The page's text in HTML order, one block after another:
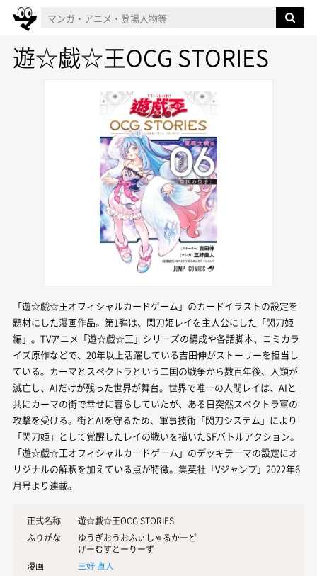
遊☆戯☆王OCG STORIES
「遊☆戯☆王オフィシャルカードゲーム」のカードイラストの設定を
題材にした漫画作品。第1弾は、閃刀姫レイを主人公にした「閃刀姫
編」。TVアニメ「遊☆戯☆王」シリーズの構成や各話脚本、コミカラ
イズ原作などで、20年以上活躍している吉田伸がストーリーを担当し
ている。カーマとスペクトラという二国の戦争から数百年後、人類が
滅亡し、AIだけが残った世界が舞台。世界で唯一の人間レイは、AIと
共にカーマの街で幸せに暮らしていたが、ある日突然スペクトラ軍の
攻撃を受ける。街とAIを守るため、軍事技術「閃刀システム」により
「閃刀姫」として覚醒したレイの戦いを描いたSFバトルアクション。
「遊☆戯☆王オフィシャルカードゲーム」のデッキテーマの設定にオ
リジナルの解釈を加えている点が特徴。集英社「Vジャンプ」2022年6
月号より連載。
正式名称
遊☆戯☆王OCG STORIES
ふりがな
ゆうぎおうおふぃしゃるかーど
げーむすとーりーず
漫画
三好 直人